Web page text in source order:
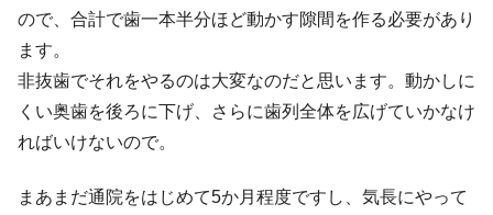
ので、合計で歯一本半分ほど動かす隙間を作る必要があり
ます。
非抜歯でそれをやるのは大変なのだと思います。動かしに
くい奥歯を後ろに下げ、さらに歯列全体を広げていかなけ
ればいけないので。
まあまだ通院をはじめて5か月程度ですし、気長にやって